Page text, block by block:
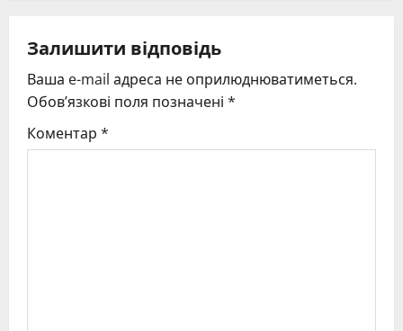
v
i
g
Залишити відповідь
Ваша e-mail адреса не оприлюднюватиметься.
Обов’язкові поля позначені *
Коментар *